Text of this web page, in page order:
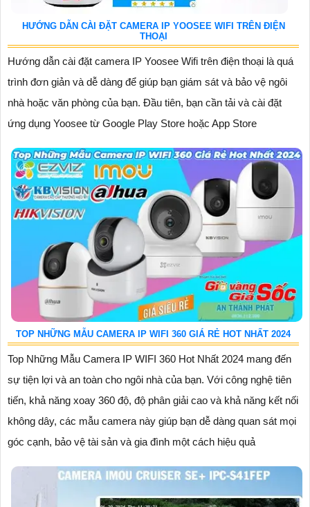
HƯỚNG DẪN CÀI ĐẶT CAMERA IP YOOSEE WIFI TRÊN ĐIỆN
THOẠI
Hướng dẫn cài đặt camera IP Yoosee Wifi trên điện thoại là quá
trình đơn giản và dễ dàng để giúp bạn giám sát và bảo vệ ngôi
nhà hoặc văn phòng của bạn. Đầu tiên, bạn cần tải và cài đặt
ứng dụng Yoosee từ Google Play Store hoặc App Store
TOP NHỮNG MẪU CAMERA IP WIFI 360 GIÁ RẺ HOT NHẤT 2024
Top Những Mẫu Camera IP WIFI 360 Hot Nhất 2024 mang đến
sự tiện lợi và an toàn cho ngôi nhà của bạn. Với công nghệ tiên
tiến, khả năng xoay 360 độ, độ phân giải cao và khả năng kết nối
không dây, các mẫu camera này giúp bạn dễ dàng quan sát mọi
góc cạnh, bảo vệ tài sản và gia đình một cách hiệu quả